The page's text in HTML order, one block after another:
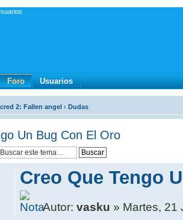
Foro Usuarios
2: Fallen angel ‹ Dudas
Un Bug Con El Oro
Creo Que Tengo
Autor:vasku » Martes, 21